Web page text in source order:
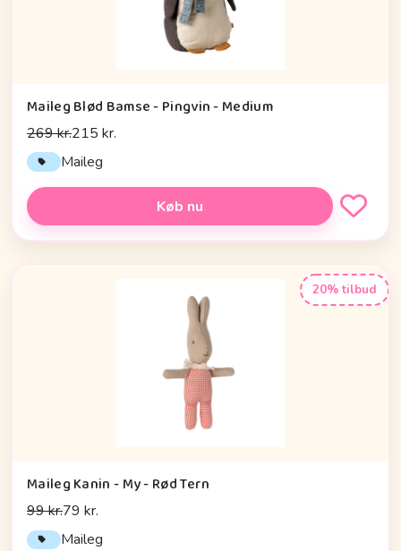
Maileg Blød Bamse - Pingvin - Medium
269 kr.215 kr.
Maileg
Køb nu
20% tilbud
Maileg Kanin - My - Rød Tern
99 kr.79 kr.
Maileg